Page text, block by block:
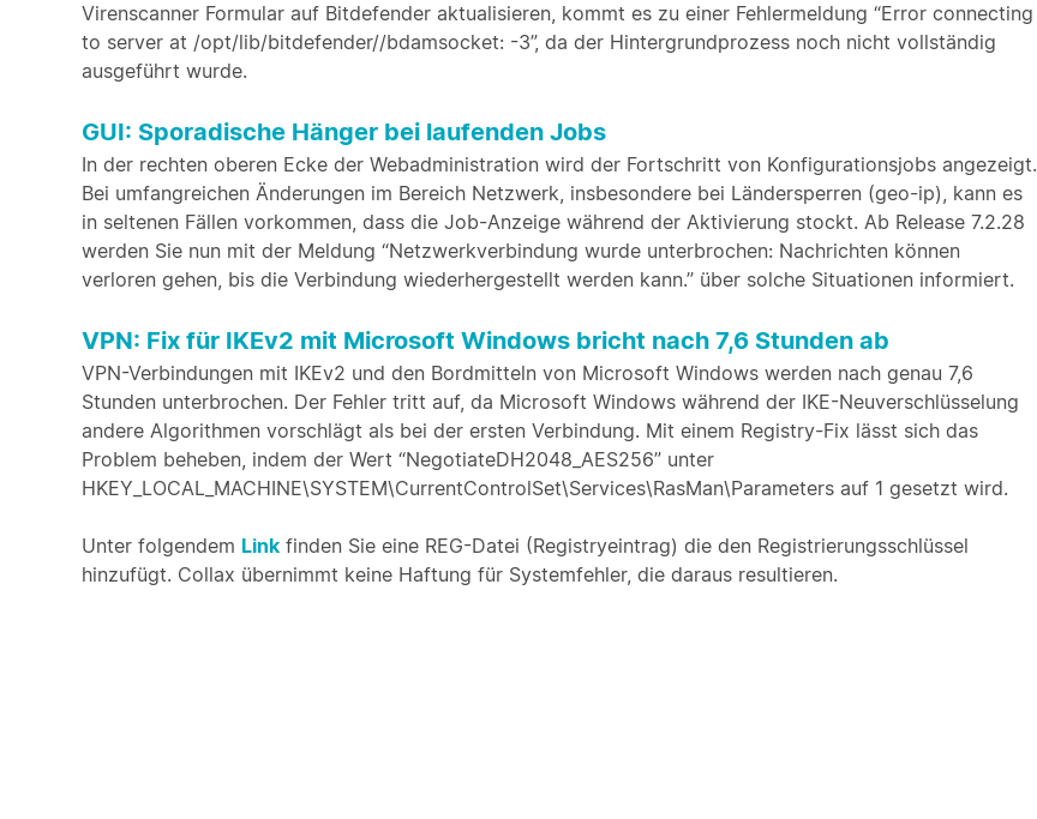
Virenscanner Formular auf Bitdefender aktualisieren, kommt es zu einer Fehlermeldung “Error connecting
to server at /opt/lib/bitdefender//bdamsocket: -3”, da der Hintergrundprozess noch nicht vollständig
ausgeführt wurde.
GUI: Sporadische Hänger bei laufenden Jobs
In der rechten oberen Ecke der Webadministration wird der Fortschritt von Konfigurationsjobs angezeigt.
Bei umfangreichen Änderungen im Bereich Netzwerk, insbesondere bei Ländersperren (geo-ip), kann es
in seltenen Fällen vorkommen, dass die Job-Anzeige während der Aktivierung stockt. Ab Release 7.2.28
werden Sie nun mit der Meldung “Netzwerkverbindung wurde unterbrochen: Nachrichten können
verloren gehen, bis die Verbindung wiederhergestellt werden kann.” über solche Situationen informiert.
VPN: Fix für IKEv2 mit Microsoft Windows bricht nach 7,6 Stunden ab
VPN-Verbindungen mit IKEv2 und den Bordmitteln von Microsoft Windows werden nach genau 7,6
Stunden unterbrochen. Der Fehler tritt auf, da Microsoft Windows während der IKE-Neuverschlüsselung
andere Algorithmen vorschlägt als bei der ersten Verbindung. Mit einem Registry-Fix lässt sich das
Problem beheben, indem der Wert “NegotiateDH2048_AES256” unter
HKEY_LOCAL_MACHINE\SYSTEM\CurrentControlSet\Services\RasMan\Parameters auf 1 gesetzt wird.
Unter folgendem Link finden Sie eine REG-Datei (Registryeintrag) die den Registrierungsschlüssel
hinzufügt. Collax übernimmt keine Haftung für Systemfehler, die daraus resultieren.